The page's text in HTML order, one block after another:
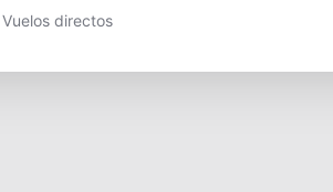
Vuelos directos